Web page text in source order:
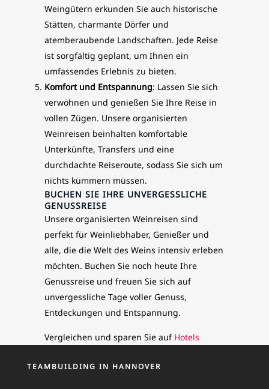
Weingütern erkunden Sie auch historische
Stätten, charmante Dörfer und
atemberaubende Landschaften. Jede Reise
ist sorgfältig geplant, um Ihnen ein
umfassendes Erlebnis zu bieten.
Komfort und Entspannung: Lassen Sie sich
verwöhnen und genießen Sie Ihre Reise in
vollen Zügen. Unsere organisierten
Weinreisen beinhalten komfortable
Unterkünfte, Transfers und eine
durchdachte Reiseroute, sodass Sie sich um
nichts kümmern müssen.
BUCHEN SIE IHRE UNVERGESSLICHE
GENUSSREISE
Unsere organisierten Weinreisen sind
perfekt für Weinliebhaber, Genießer und
alle, die die Welt des Weins intensiv erleben
möchten. Buchen Sie noch heute Ihre
Genussreise und freuen Sie sich auf
unvergessliche Tage voller Genuss,
Entdeckungen und Entspannung.
Vergleichen und sparen Sie auf Hotels
TEAMBUILDING IN HANNOVER